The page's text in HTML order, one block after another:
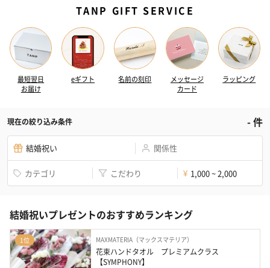
TANP GIFT SERVICE
最短翌日
お届け
eギフト 名前の刻印
メッセージ
カード
ラッピング
現在の絞り込み条件 -件
結婚祝い 関係性
カテゴリ こだわり ¥ 1,000 ~ 2,000
結婚祝いプレゼントのおすすめランキング
1位 MAXMATERIA（マックスマテリア）
花束ハンドタオル　プレミアムクラス
【SYMPHONY】